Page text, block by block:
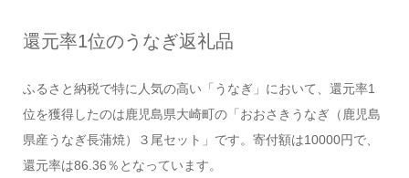
還元率1位のうなぎ返礼品
ふるさと納税で特に人気の高い「うなぎ」において、還元率1
位を獲得したのは鹿児島県大崎町の「おおさきうなぎ（鹿児島
県産うなぎ長蒲焼）３尾セット」です。寄付額は10000円で、
還元率は86.36％となっています。